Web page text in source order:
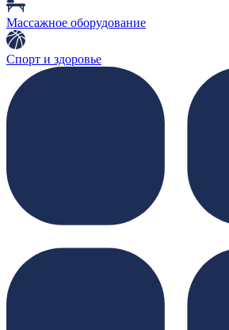
Массажное оборудование
Спорт и здоровье